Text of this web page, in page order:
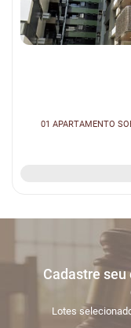
01 APARTAMENTO
Cadastre
Lotes